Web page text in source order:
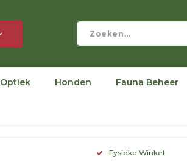
Optiek Honden Fauna Beheer
Fysieke Winkel